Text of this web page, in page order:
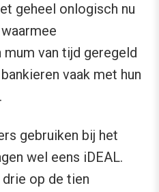
geheel onlogisch nu
van tijd geregeld
vaak met hun
gebruiken bij het
wel eens iDEAL.
drie op de tien